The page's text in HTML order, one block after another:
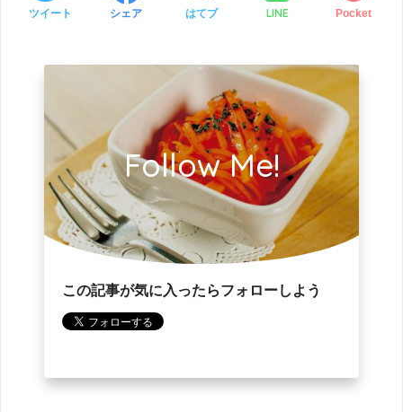
ツイート シェア はてブ LINE Pocket
Follow Me!
この記事が気に入ったらフォローしよう